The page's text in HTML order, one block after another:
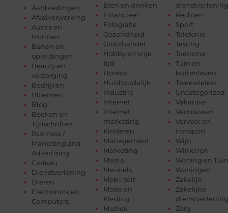
Aanbiedingen
Afvalverwerking
Auto's en
Motoren
Banen en
opleidingen
Beauty en
verzorging
Bedrijven
Bloemen
Blog
Boeken en
Tijdschriften
Business /
Marketing and
Advertising
Cadeau
Dienstverlening
Dieren
Electronica en
Computers
Eten en drinken
Financieel
Fotografie
Gezondheid
Groothandel
Hobby en vrije
tijd
Horeca
Huishoudelijk
Industrie
Internet
Internet
marketing
Kinderen
Management
Marketing
Media
Meubels
Mobiliteit
Mode en
Kleding
Muziek
dienstverlening
Rechten
Sport
Telefonie
Testing
Toerisme
Tuin en
buitenleven
Tweewielers
Uncategorized
Vakantie
Verbouwen
Vervoer en
transport
Wijn
Winkelen
Woning en Tuin
Woningen
Zakelijk
Zakelijke
dienstverlening
Zorg